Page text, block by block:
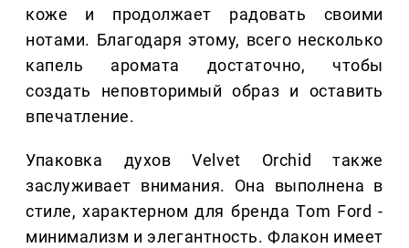
коже и продолжает радовать своими
нотами. Благодаря этому, всего несколько
капель аромата достаточно, чтобы
создать неповторимый образ и оставить
впечатление.
Упаковка духов Velvet Orchid также
заслуживает внимания. Она выполнена в
стиле, характерном для бренда Tom Ford -
минимализм и элегантность. Флакон имеет